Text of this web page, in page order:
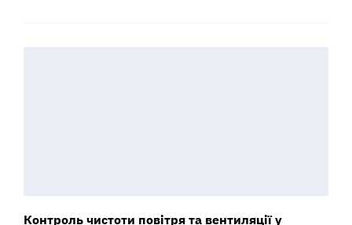
Контроль чистоти повітря та вентиляції у